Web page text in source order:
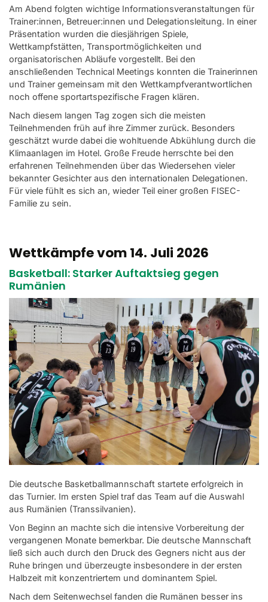
Am Abend folgten wichtige Informationsveranstaltungen für
Trainer:innen, Betreuer:innen und Delegationsleitung. In einer
Präsentation wurden die diesjährigen Spiele,
Wettkampfstätten, Transportmöglichkeiten und
organisatorischen Abläufe vorgestellt. Bei den
anschließenden Technical Meetings konnten die Trainerinnen
und Trainer gemeinsam mit den Wettkampfverantwortlichen
noch offene sportartspezifische Fragen klären.
Nach diesem langen Tag zogen sich die meisten
Teilnehmenden früh auf ihre Zimmer zurück. Besonders
geschätzt wurde dabei die wohltuende Abkühlung durch die
Klimaanlagen im Hotel. Große Freude herrschte bei den
erfahrenen Teilnehmenden über das Wiedersehen vieler
bekannter Gesichter aus den internationalen Delegationen.
Für viele fühlt es sich an, wieder Teil einer großen FISEC-
Familie zu sein.
Wettkämpfe vom 14. Juli 2026
Basketball: Starker Auftaktsieg gegen
Rumänien
Die deutsche Basketballmannschaft startete erfolgreich in
das Turnier. Im ersten Spiel traf das Team auf die Auswahl
aus Rumänien (Transsilvanien).
Von Beginn an machte sich die intensive Vorbereitung der
vergangenen Monate bemerkbar. Die deutsche Mannschaft
ließ sich auch durch den Druck des Gegners nicht aus der
Ruhe bringen und überzeugte insbesondere in der ersten
Halbzeit mit konzentriertem und dominantem Spiel.
Nach dem Seitenwechsel fanden die Rumänen besser ins